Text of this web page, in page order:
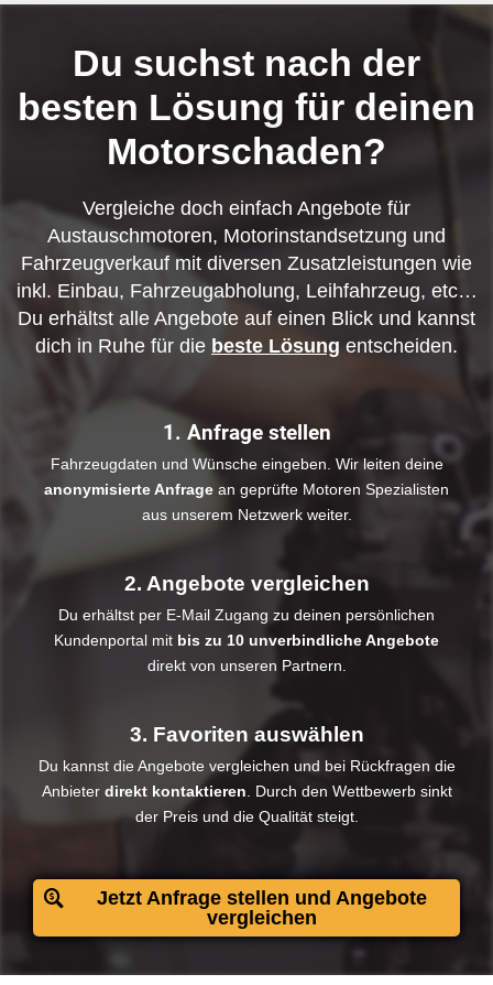
Du suchst nach der
besten Lösung für deinen
Motorschaden?
Vergleiche doch einfach Angebote für
Austauschmotoren, Motorinstandsetzung und
Fahrzeugverkauf mit diversen Zusatzleistungen wie
inkl. Einbau, Fahrzeugabholung, Leihfahrzeug, etc…
Du erhältst alle Angebote auf einen Blick und kannst
dich in Ruhe für die beste Lösung entscheiden.
1. Anfrage stellen
Fahrzeugdaten und Wünsche eingeben. Wir leiten deine
anonymisierte Anfrage an geprüfte Motoren Spezialisten
aus unserem Netzwerk weiter.
2. Angebote vergleichen
Du erhältst per E-Mail Zugang zu deinen persönlichen
Kundenportal mit bis zu 10 unverbindliche Angebote
direkt von unseren Partnern.
3. Favoriten auswählen
Du kannst die Angebote vergleichen und bei Rückfragen die
Anbieter direkt kontaktieren . Durch den Wettbewerb sinkt
der Preis und die Qualität steigt.​
Jetzt Anfrage stellen und Angebote
vergleichen